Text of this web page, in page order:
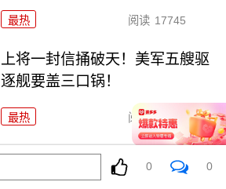
最热 阅读 17745
上将一封信捅破天！美军五艘驱
逐舰要盖三口锅！
最热 阅读 7563
特朗普要对伊朗动手？最狠的还
没来，最骚的来了
0 0